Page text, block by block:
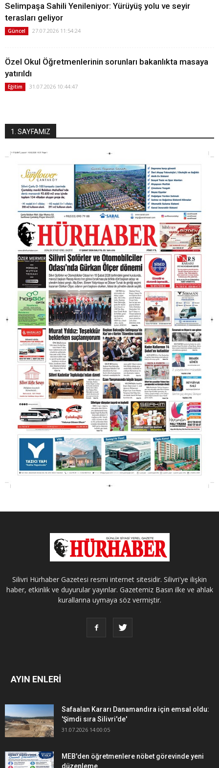
Selimpaşa Sahili Yenileniyor: Yürüyüş yolu ve seyir
terasları geliyor
Güncel 27.07.2026 11:54:24
Özel Okul Öğretmenlerinin sorunları bakanlıkta masaya
yatırıldı
Eğitim 31.07.2026 10:44:47
1. SAYFAMIZ
Silivri Hürhaber Gazetesi resmi internet sitesidir. Silivri'ye ilişkin
haber, etkinlik ve duyurular yayınlar. Gazetemiz Basın ilke ve ahlak
kurallarına uymaya söz vermiştir.
AYIN ENLERİ
Safaalan Kararı Danamandıra için emsal oldu:
'Şimdi sıra Silivri'de'
31.07.2026 14:00:05
MEB'den öğretmenlere nöbet görevinde yeni
düzenleme